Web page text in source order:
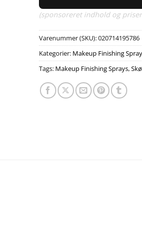
(sponsoreret indhold og
Varenummer (SKU):020714195786
Kategorier: Makeup Finishing
Tags: Makeup Finishing Sprays,